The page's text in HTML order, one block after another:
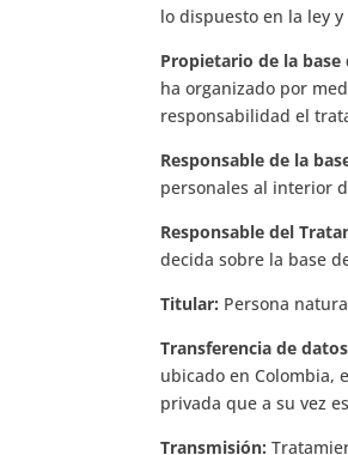
lo dispuesto en la ley
Propietario de la base
ha organizado por
responsabilidad el
Responsable de la
personales al interior
Responsable del
decida sobre la base
Titular: Persona
Transferencia de
ubicado en Colombia,
privada que a su vez
Transmisión: